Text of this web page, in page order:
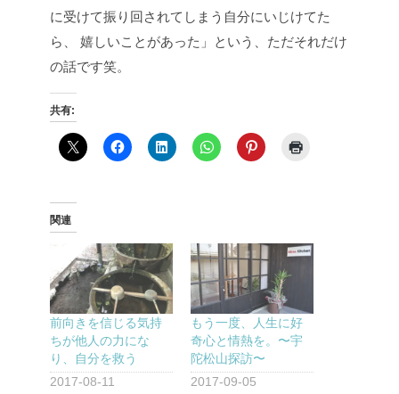
に受けて振り回されてしまう自分にいじけてた
ら、
嬉しいことがあった」という、ただそれだけ
の話です笑。
共有:
関連
前向きを信じる気持
ちが他人の力にな
り、自分を救う
2017-08-11
もう一度、人生に好
奇心と情熱を。〜宇
陀松山探訪〜
2017-09-05